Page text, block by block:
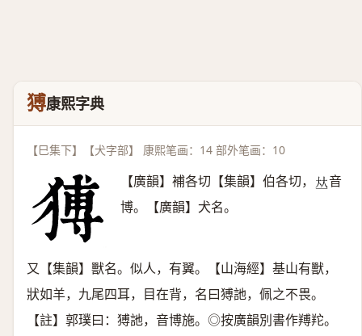
猼康熙字典
【巳集下】【犬字部】 康熙笔画：14 部外笔画：10
【廣韻】補各切【集韻】伯各切， 𠀤音
博。【廣韻】犬名。
又【集韻】獸名。似人，有翼。【山海經】基山有獸，
狀如羊，九尾四耳，目在背，名曰猼訑，佩之不畏。
【註】郭璞曰：猼訑，音博施。◎按廣韻別書作䍸䍫。